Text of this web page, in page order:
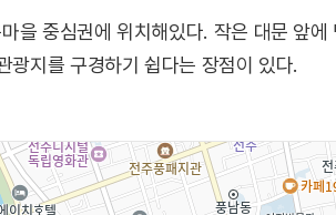
을 중심권에 위치해있다. 작은 대문 앞
광지를 구경하기 쉽다는 장점이 있다.